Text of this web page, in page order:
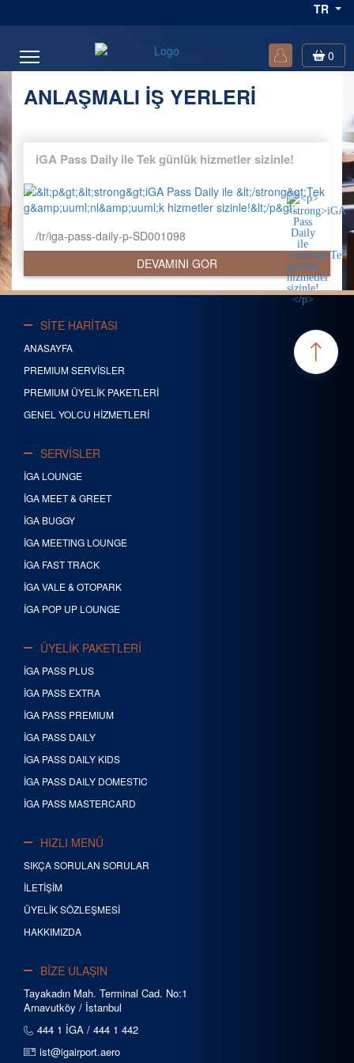
TR
0
ANLAŞMALI İŞ YERLERİ
iGA Pass Daily ileTek günlük hizmetler sizinle!
/tr/iga-pass-daily-p-SD001098
DEVAMINI GOR
SİTE HARİTASI
ANASAYFA
PREMIUM SERVİSLER
PREMIUM ÜYELİK PAKETLERİ
GENEL YOLCU HİZMETLERİ
SERVİSLER
İGA LOUNGE
İGA MEET & GREET
İGA BUGGY
İGA MEETING LOUNGE
İGA FAST TRACK
İGA VALE & OTOPARK
İGA POP UP LOUNGE
ÜYELİK PAKETLERİ
İGA PASS PLUS
İGA PASS EXTRA
İGA PASS PREMIUM
İGA PASS DAILY
İGA PASS DAILY KIDS
İGA PASS DAILY DOMESTIC
İGA PASS MASTERCARD
HIZLI MENÜ
SIKÇA SORULAN SORULAR
İLETİŞİM
ÜYELİK SÖZLEŞMESİ
HAKKIMIZDA
BİZE ULAŞIN
Tayakadın Mah. Terminal Cad. No:1
Arnavutköy / İstanbul
444 1 İGA / 444 1 442
ist@igairport.aero